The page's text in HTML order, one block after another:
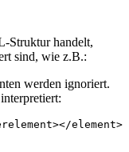
Struktur handelt,
sind, wie z.B.:
werden ignoriert.
element>